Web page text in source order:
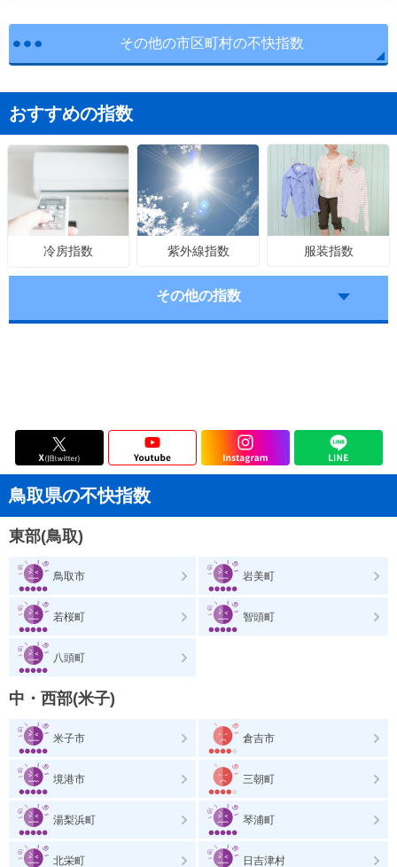
その他の市区町村の不快指数
おすすめの指数
冷房指数 紫外線指数 服装指数
その他の指数
鳥取県の不快指数
東部(鳥取)
鳥取市 岩美町
若桜町 智頭町
八頭町
中・西部(米子)
米子市 倉吉市
境港市 三朝町
湯梨浜町 琴浦町
北栄町 日吉津村